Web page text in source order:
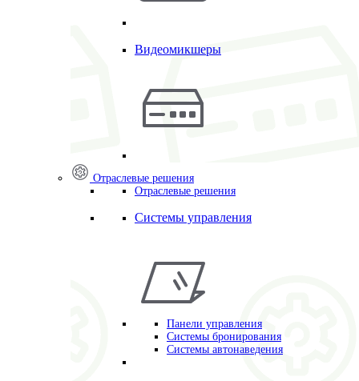
Видеомикшеры
Отраслевые решения
Отраслевые решения
Системы управления
Панели управления
Системы бронирования
Системы автонаведения